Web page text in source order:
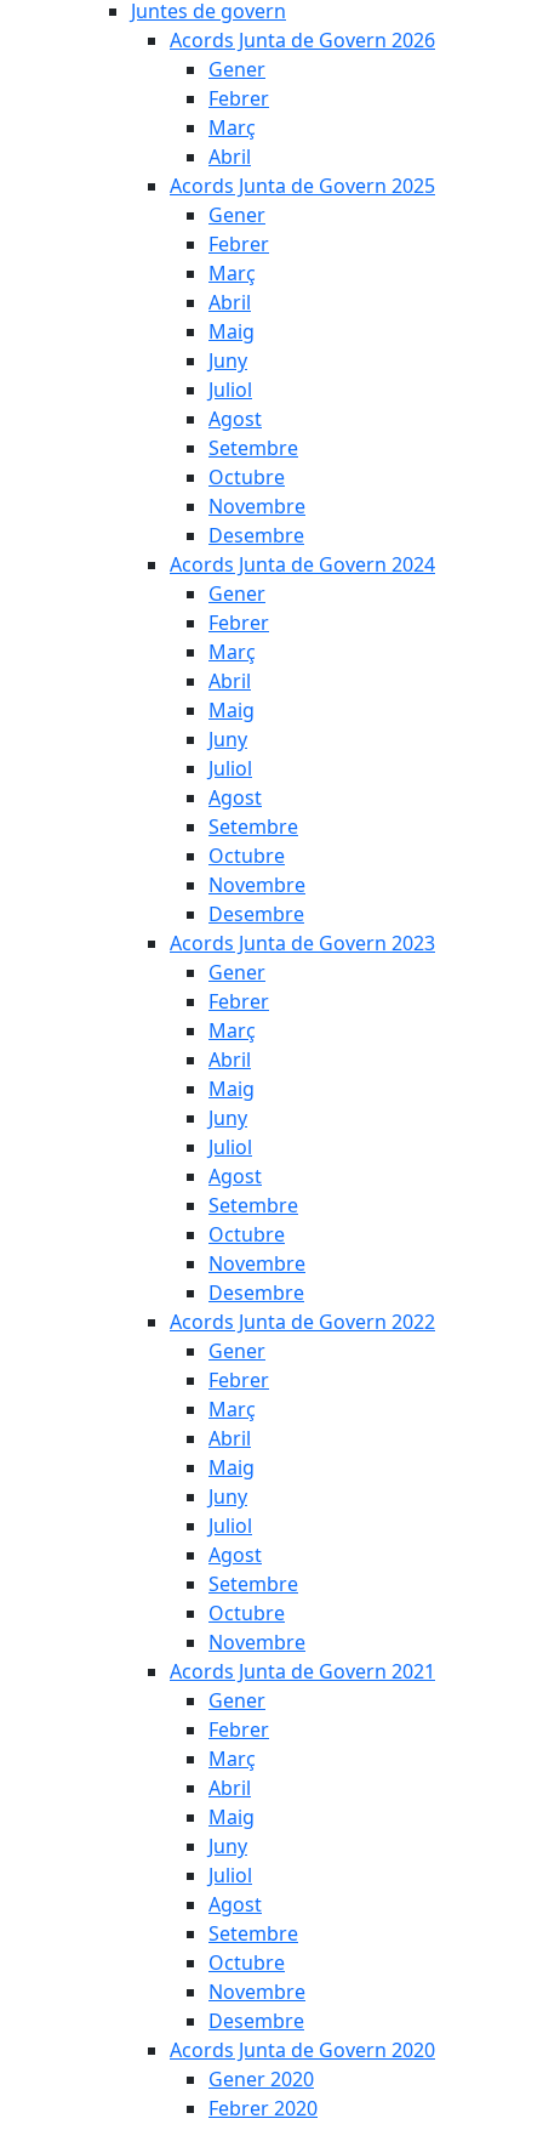
Juntes de govern
Acords Junta de Govern 2026
Gener
Febrer
Març
Abril
Acords Junta de Govern 2025
Gener
Febrer
Març
Abril
Maig
Juny
Juliol
Agost
Setembre
Octubre
Novembre
Desembre
Acords Junta de Govern 2024
Gener
Febrer
Març
Abril
Maig
Juny
Juliol
Agost
Setembre
Octubre
Novembre
Desembre
Acords Junta de Govern 2023
Gener
Febrer
Març
Abril
Maig
Juny
Juliol
Agost
Setembre
Octubre
Novembre
Desembre
Acords Junta de Govern 2022
Gener
Febrer
Març
Abril
Maig
Juny
Juliol
Agost
Setembre
Octubre
Novembre
Acords Junta de Govern 2021
Gener
Febrer
Març
Abril
Maig
Juny
Juliol
Agost
Setembre
Octubre
Novembre
Desembre
Acords Junta de Govern 2020
Gener 2020
Febrer 2020